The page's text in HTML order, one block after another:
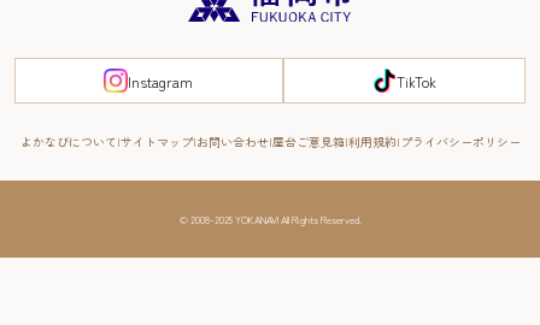
FUKUOKA EAST&WEST COAST
福岡・北九州の旅
Instagram TikTok
よかなびについて サイトマップ お問い合わせ 屋台ご意見箱 利用規約 プライバシーポリシー
© 2008-2025 YOKANAVI All Rights Reserved.